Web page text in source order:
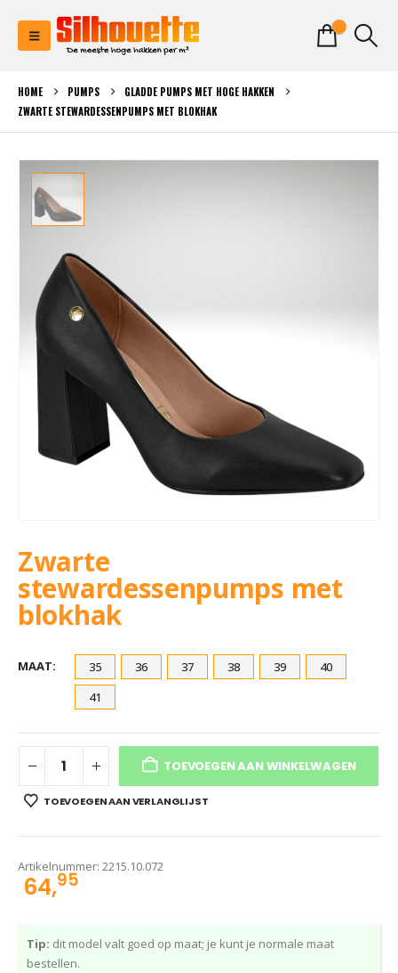
HOME PUMPS
GLADDE PUMPS MET HOGE HAKKEN
ZWARTE STEWARDESSENPUMPS MET BLOKHAK
Zwarte
stewardessenpumps met
blokhak
MAAT 35 36 37 38 39
40
41
TOEVOEGEN AAN WINKELWAGEN
TOEVOEGEN AAN VERLANGLIJST
Artikelnummer: 2215.10.072
64,95
Tip: dit model valt goed op maat; je kunt je normale maat
bestellen.